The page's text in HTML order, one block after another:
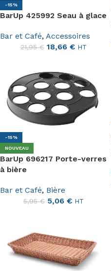
-15%
BarUp 425992 Seau à glace
Bar et Café, Accessoires
21,95€ 18,66 € HT
-15%
NOUVEAU
BarUp 696217 Porte-verres
à bière
Bar et Café, Bière
5,95€ 5,06 € HT